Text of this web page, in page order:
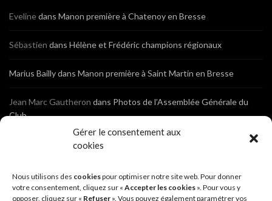
Gérer le consentement aux
cookies
Nous utilisons des cookiespour optimiser notre site web. Pour donner
votre consentement, cliquez sur « Accepter les cookies ». Pour vous y
opposer, cliquez sur « Refuser ». Vous pouvez également paramétrer vos
Evelinedans Manon première à Chatenoy en Bresse
Sébastien dans Hélène et Frédéric champions régionaux
Marius Baillydans Manon première à Saint Martin en Bresse
Jean Marc Gautheron dans Photos de l’Assemblée Générale du
Club
Photos de l’Assemblée Générale du Club
Sébastien dans Cyclocross de Brochon (21)